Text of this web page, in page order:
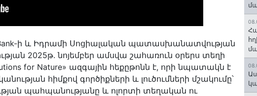
ի և Իդրամի Սոցիալական պատասխանատվության
2025թ․ նոյեմբեր ամսվա շահառուն օրերս տեղի
for Nature» ազգային հեքըթոնն է, որի նպատակն է
հիմքով գործիքների և լուծումների մշակումը՝
պահպանությանը և ոլորտի տեղական ու